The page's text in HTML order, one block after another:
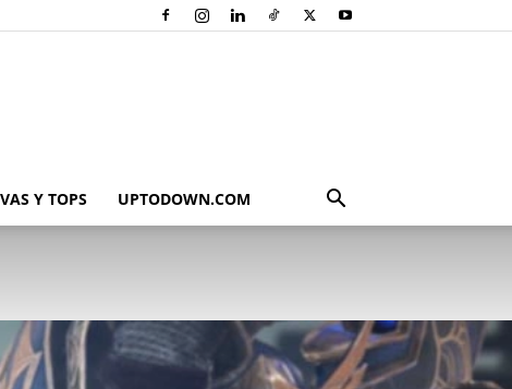
Y TOPS UPTODOWN.COM